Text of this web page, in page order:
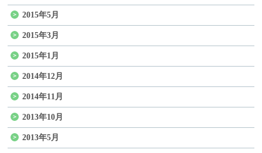
2015年5月
2015年3月
2015年1月
2014年12月
2014年11月
2013年10月
2013年5月